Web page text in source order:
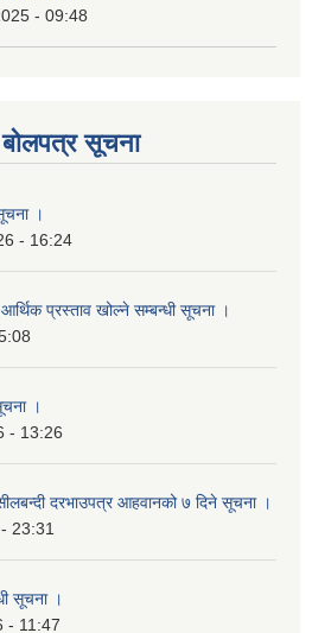
- 09:48
सूचना
।
- 16:24
प्रस्ताव खोल्ने सम्बन्धी सूचना ।
।
- 13:26
दरभाउपत्र आहवानको ७ दिने सूचना ।
23:31
सूचना ।
- 11:47